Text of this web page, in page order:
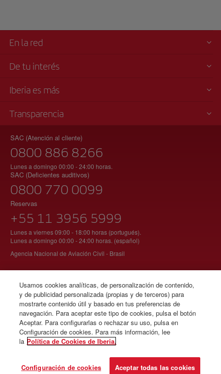
En la red
De tu interés
Iberia es más
Transparencia
SAC (Atención al cliente)
0800 886 8266
Lunes a domingo 00:00 - 24:00 horas.
SAC (Deficientes auditivos)
0800 770 0099
Reservas
+55 11 3956 5999
Lunes a viernes 09:00 - 18:00 horas (portugués).
Lunes a domingo 00:00 - 24:00 horas. (español)
Agencia Nacional de Aviación Civil - Brasil
© Iberia 2026
Usamos cookies analíticas, de personalización de contenido,
y de publicidad personalizada (propias y de terceros) para
mostrarte contenido útil y basado en tus preferencias de
navegación. Para aceptar este tipo de cookies, pulsa el botón
Aceptar. Para configurarlas o rechazar su uso, pulsa en
Configuración de cookies. Para más información, lee
la Política de Cookies de Iberia.
Configuración de cookies Aceptar todas las cookies